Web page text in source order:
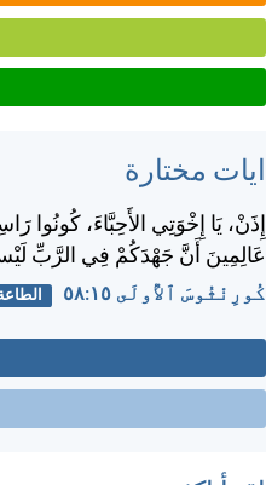
ايات مختارة
إِذَنْ، يَا إِخْوَتِي الأَحِبَّاءَ،
عَالِمِينَ أَنَّ جَهْدَكُمْ فِي الرَّبِّ
كُورِنْثُوسَ ٱلأُولَى ١٥:‏٥٨